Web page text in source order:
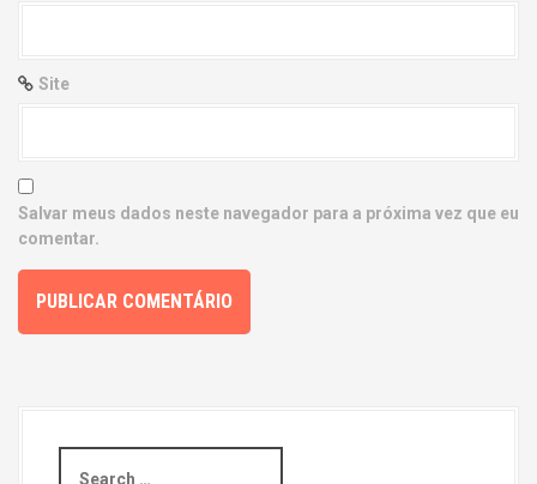
Site
Salvar meus dados neste navegador para a próxima vez que eu
comentar.